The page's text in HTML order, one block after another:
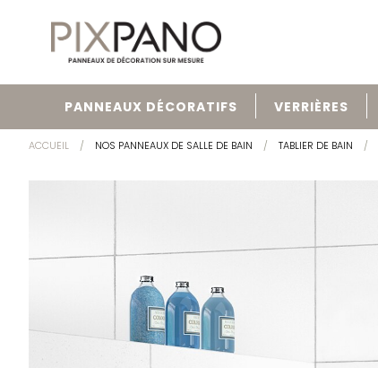
PANNEAUX DÉCORATIFS VERRIÈRES
ACCUEIL NOS PANNEAUX DE SALLE DE BAIN TABLIER DE BAIN